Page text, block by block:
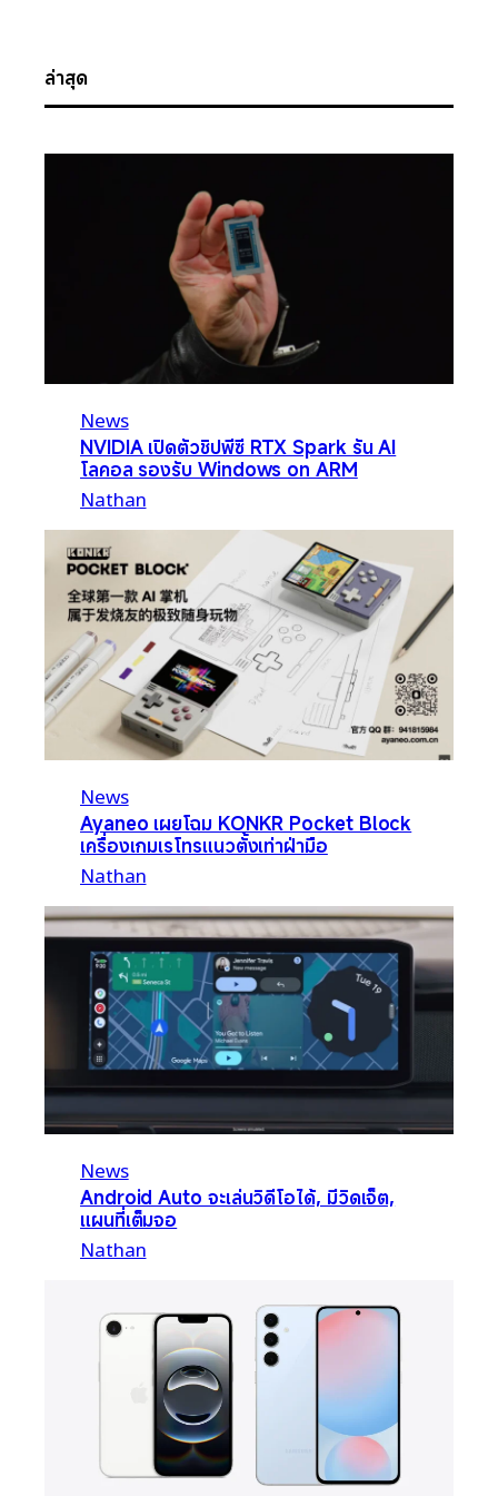
ล่าสุด
News
NVIDIA เปิดตัวชิปพีซี RTX Spark รัน AI
โลคอล รองรับ Windows on ARM
Nathan
News
Ayaneo เผยโฉม KONKR Pocket Block
เครื่องเกมเรโทรแนวตั้งเท่าฝ่ามือ
Nathan
News
Android Auto จะเล่นวิดีโอได้, มีวิดเจ็ต,
แผนที่เต็มจอ
Nathan